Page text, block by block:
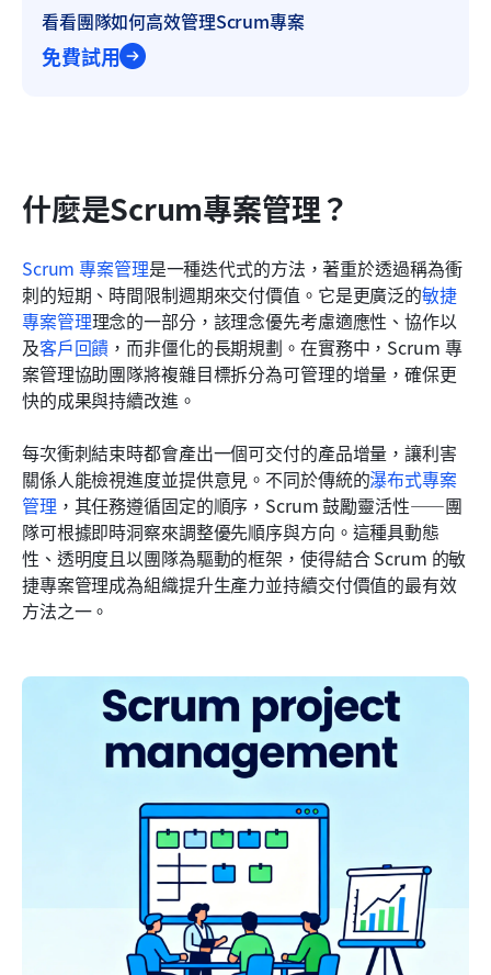
看看團隊如何高效管理Scrum專案
免費試用
什麼是Scrum專案管理？
Scrum 專案管理是一種迭代式的方法，著重於透過稱為衝
刺的短期、時間限制週期來交付價值。它是更廣泛的敏捷
專案管理理念的一部分，該理念優先考慮適應性、協作以
及客戶回饋 ，而非僵化的長期規劃。在實務中，Scrum 專
案管理協助團隊將複雜目標拆分為可管理的增量，確保更
快的成果與持續改進。
每次衝刺結束時都會產出一個可交付的產品增量，讓利害
關係人能檢視進度並提供意見。不同於傳統的瀑布式專案
管理 ，其任務遵循固定的順序，Scrum 鼓勵靈活性——團
隊可根據即時洞察來調整優先順序與方向。這種具動態
性、透明度且以團隊為驅動的框架，使得結合 Scrum 的敏
捷專案管理成為組織提升生產力並持續交付價值的最有效
方法之一。